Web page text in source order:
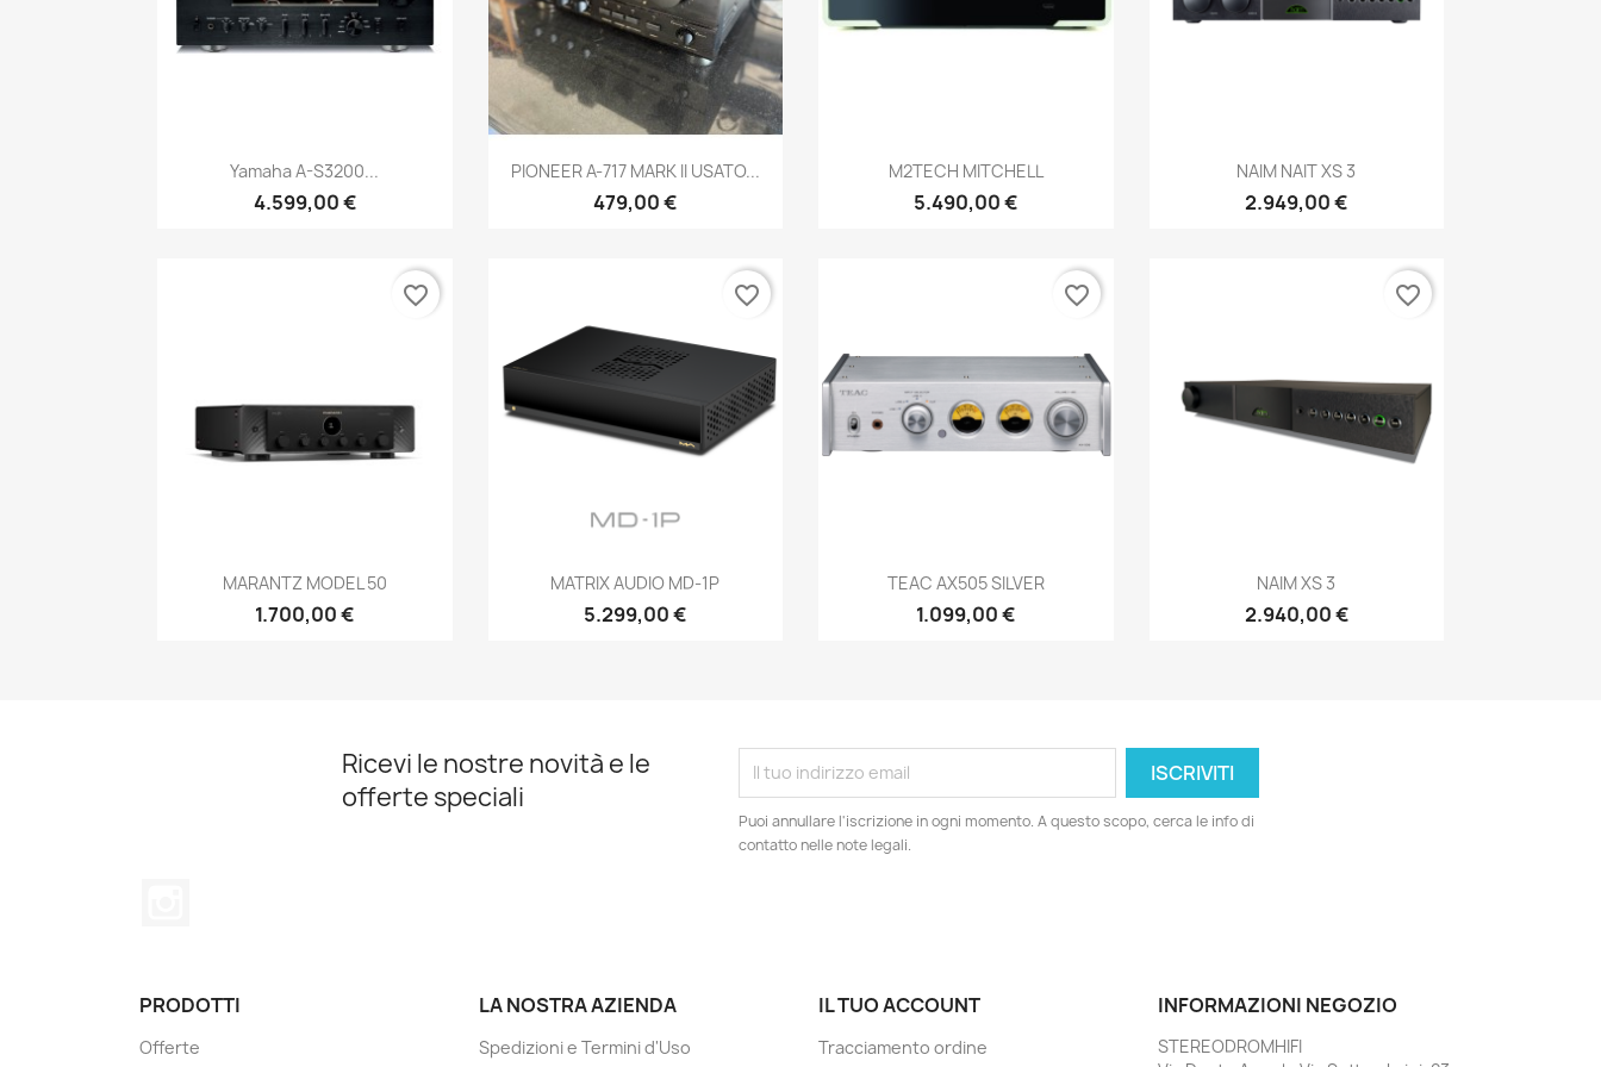
Anteprima
Yamaha A-S3200...
4.599,00 €
Anteprima
PIONEER A-717 MARK II USATO...
479,00 €
Anteprima
M2TECH MITCHELL
5.490,00 €
Anteprima
NAIM NAIT XS 3
2.949,00 €
Anteprima
MARANTZ MODEL 50
1.700,00 €
favorite_border
Anteprima
MATRIX AUDIO MD-1P
5.299,00 €
favorite_border
Anteprima
TEAC AX505 SILVER
1.099,00 €
favorite_border
Anteprima
NAIM XS 3
2.940,00 €
favorite_border
Ricevi le nostre novità e le
offerte speciali
Puoi annullare l'iscrizione in ogni momento. A questo scopo, cerca le info di
contatto nelle note legali.
PRODOTTI
Offerte
LA NOSTRA AZIENDA
Spedizioni e Termini d'Uso
IL TUO ACCOUNT
Tracciamento ordine
INFORMAZIONI NEGOZIO
STEREODROMHIFI